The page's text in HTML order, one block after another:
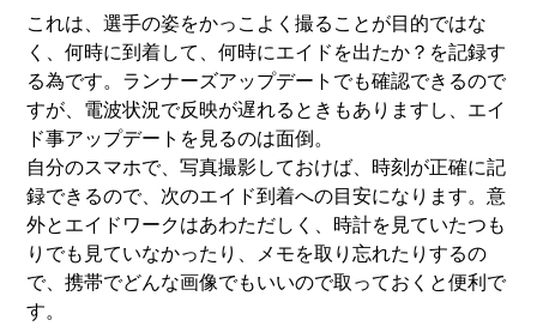
これは、選手の姿をかっこよく撮ることが目的ではな
く、何時に到着して、何時にエイドを出たか？を記録す
る為です。ランナーズアップデートでも確認できるので
すが、電波状況で反映が遅れるときもありますし、エイ
ド事アップデートを見るのは面倒。
自分のスマホで、写真撮影しておけば、時刻が正確に記
録できるので、次のエイド到着への目安になります。意
外とエイドワークはあわただしく、時計を見ていたつも
りでも見ていなかったり、メモを取り忘れたりするの
で、携帯でどんな画像でもいいので取っておくと便利で
す。